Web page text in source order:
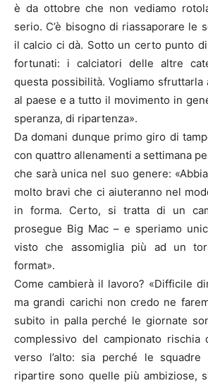
è da ottobre che non vediamo
serio. C’è bisogno di riassaporare le
il calcio ci dà. Sotto un certo punto
fortunati: i calciatori delle altre
questa possibilità. Vogliamo sfruttarla
al paese e a tutto il movimento in
speranza, di ripartenza».
Da domani dunque primo giro di
con quattro allenamenti a settimana
che sarà unica nel suo genere:
molto bravi che ci aiuteranno nel
in forma. Certo, si tratta di un
prosegue Big Mac – e speriamo
visto che assomiglia più ad un
format».
Come cambierà il lavoro? «Difficile
ma grandi carichi non credo ne
subito in palla perché le giornate
complessivo del campionato rischia
verso l’alto: sia perché le squadre
ripartire sono quelle più ambiziose,